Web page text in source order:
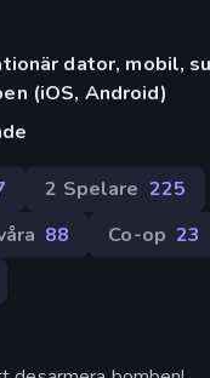
dator, mobil,
(iOS, Android)
2 Spelare 225
88 Co-op 23